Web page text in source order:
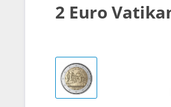
2 Euro